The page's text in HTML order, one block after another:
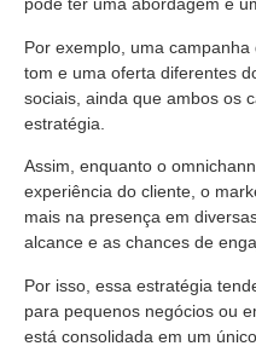
pode ter uma abordagem e
Por exemplo, uma
tom e uma oferta diferentes
sociais, ainda que ambos os
estratégia.
Assim, enquanto o
experiência do cliente, o
mais na presença em
alcance e as chances de
Por isso, essa estratégia
para pequenos negócios ou
está consolidada em um